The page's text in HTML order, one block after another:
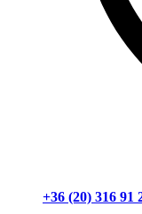
+36 (20) 316 91